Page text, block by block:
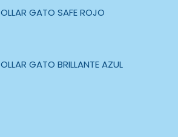
GATO SAFE ROJO
GATO BRILLANTE AZUL